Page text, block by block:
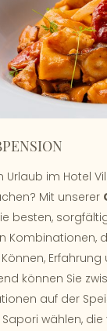
Urlaub im Hotel
Mit unserer
besten,
Kombinationen,
können Sie
auf der
wählen,